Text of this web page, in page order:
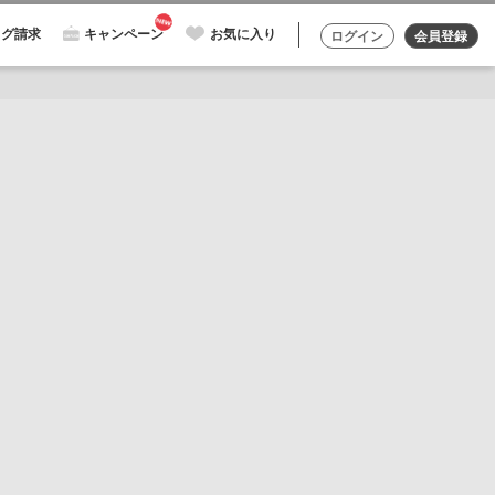
請求 キャンペーン お気に入り ログイン 会員登録